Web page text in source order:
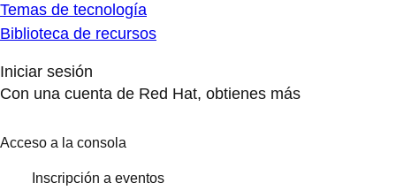
Temas de tecnología
Biblioteca de recursos
Iniciar sesión
Con una cuenta de Red Hat, obtienes más
Acceso a la consola
Inscripción a eventos